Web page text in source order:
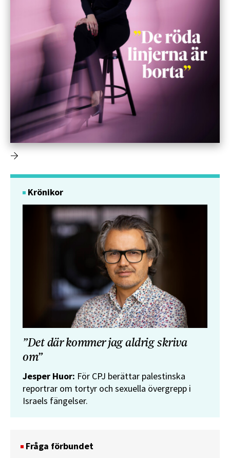
Krönikor
”Det där kommer jag aldrig skriva
om”
Jesper Huor: För CPJ berättar palestinska
reportrar om tortyr och sexuella övergrepp i
Israels fängelser.
Fråga förbundet